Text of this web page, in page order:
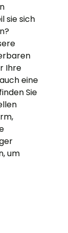
sie sich
Ihre
eine
Sie
um